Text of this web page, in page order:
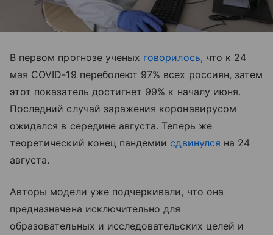
В первом прогнозе ученых говорилось, что к 24
мая COVID-19 переболеют 97% всех россиян, затем
этот показатель достигнет 99% к началу июня.
Последний случай заражения коронавирусом
ожидался в середине августа. Теперь же
теоретический конец пандемии сдвинулся на 24
августа.
Авторы модели уже подчеркивали, что она
предназначена исключительно для
образовательных и исследовательских целей и